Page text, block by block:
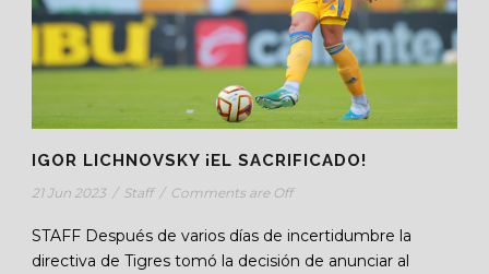
IGOR LICHNOVSKY ¡EL SACRIFICADO!
21 Jun 2023 / Staff / Comments are Off
STAFF Después de varios días de incertidumbre la
directiva de Tigres tomó la decisión de anunciar al